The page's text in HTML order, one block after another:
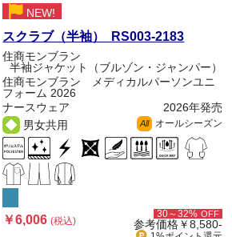
NEW!
スクラブ（半袖） RS003-2183
住商モンブラン
半袖ジャケット（ブルゾン・ジャンパー）
住商モンブラン メディカルパーソンユニ
フォーム 2026
ナースウェア
2026年発売
男女共用
All オールシーズン
￥6,006(税込)
30～32% OFF
参考価格￥8,580-